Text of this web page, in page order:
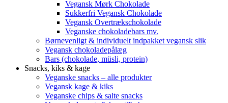
Vegansk Mørk Chokolade
Sukkerfri Vegansk Chokolade
Vegansk Overtrækschokolade
Veganske chokoladebars mv.
Børnevenligt & individuelt indpakket vegansk slik
Vegansk chokoladepålæg
Bars (chokolade, müsli, protein)
Snacks, kiks & kage
Veganske snacks – alle produkter
Vegansk kage & kiks
Veganske chips & salte snacks